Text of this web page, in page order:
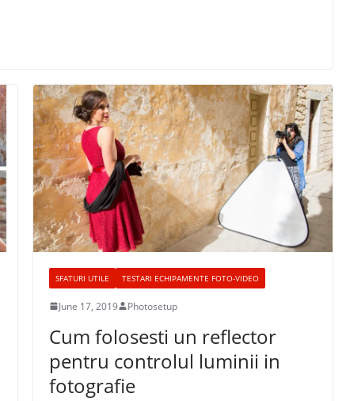
SFATURI UTILE TESTARI ECHIPAMENTE FOTO-VIDEO
June 17, 2019 Photosetup
Cum folosesti un reflector
pentru controlul luminii in
fotografie